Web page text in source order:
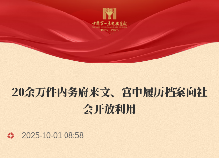
20余万件内务府来文、宫中履历档案向社
会开放利用
2025-10-01 08:58